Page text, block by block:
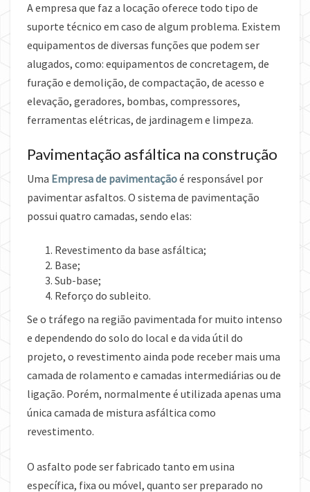
A empresa que faz a locação oferece todo tipo de
suporte técnico em caso de algum problema. Existem
equipamentos de diversas funções que podem ser
alugados, como: equipamentos de concretagem, de
furação e demolição, de compactação, de acesso e
elevação, geradores, bombas, compressores,
ferramentas elétricas, de jardinagem e limpeza.
Pavimentação asfáltica na construção
Uma Empresa de pavimentaçãoé responsável por
pavimentar asfaltos. O sistema de pavimentação
possui quatro camadas, sendo elas:
Revestimento da base asfáltica;
Base;
Sub-base;
Reforço do subleito.
Se o tráfego na região pavimentada for muito intenso
e dependendo do solo do local e da vida útil do
projeto, o revestimento ainda pode receber mais uma
camada de rolamento e camadas intermediárias ou de
ligação. Porém, normalmente é utilizada apenas uma
única camada de mistura asfáltica como
revestimento.
O asfalto pode ser fabricado tanto em usina
específica, fixa ou móvel, quanto ser preparado no